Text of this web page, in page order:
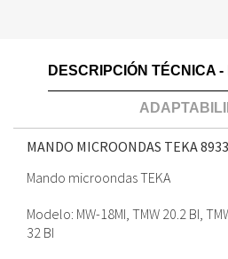
DESCRIPCIÓN TÉCNICA -
MANDO MICROONDAS TEKA
Mando microondas TEKA
Modelo: MW-18MI, TMW 20.2 BI,
32 BI